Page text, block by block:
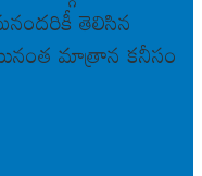
తెలిసిన
మాత్రాన కనీసం